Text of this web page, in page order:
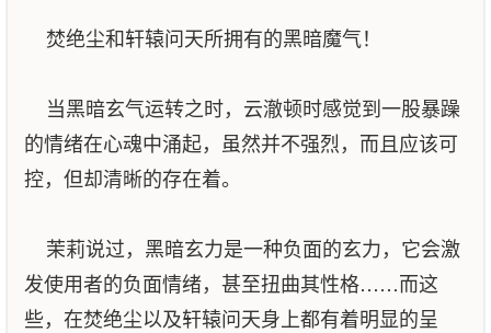
焚绝尘和轩辕问天所拥有的黑暗魔气！
当黑暗玄气运转之时，云澈顿时感觉到一股暴躁
的情绪在心魂中涌起，虽然并不强烈，而且应该可
控，但却清晰的存在着。
茉莉说过，黑暗玄力是一种负面的玄力，它会激
发使用者的负面情绪，甚至扭曲其性格……而这
些，在焚绝尘以及轩辕问天身上都有着明显的呈